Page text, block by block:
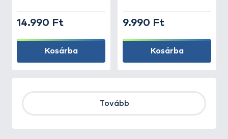
14.990 Ft
Kosárba
9.990 Ft
Kosárba
Tovább